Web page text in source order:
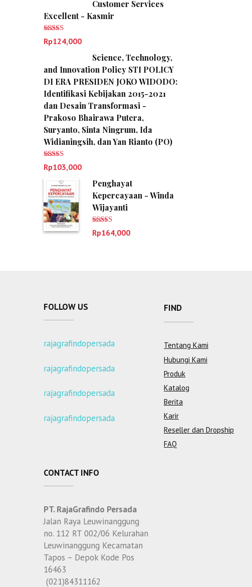
Customer Services
Excellent - Kasmir
Dinilai 5.00
dari 5
Rp124,000
Science, Technology,
and Innovation Policy STI POLICY
DI ERA PRESIDEN JOKO WIDODO:
Identifikasi Kebijakan 2015-2021
dan Desain Transformasi -
Prakoso Bhairawa Putera,
Suryanto, Sinta Ningrum, Ida
Widianingsih, dan Yan Rianto (PO)
Dinilai 5.00
dari 5
Rp103,000
Penghayat
Kepercayaan - Winda
Wijayanti
Dinilai 5.00
dari 5
Rp164,000
FOLLOW US
rajagrafindopersada
rajagrafindopersada
rajagrafindopersada
rajagrafindopersada
FIND
Tentang Kami
Hubungi Kami
Produk
Katalog
Berita
Karir
Reseller dan Dropship
FAQ
CONTACT INFO
PT. RajaGrafindo Persada
Jalan Raya Leuwinanggung
no. 112 RT 002/06 Kelurahan
Leuwinanggung Kecamatan
Tapos – Depok Kode Pos
16463
(021)84311162